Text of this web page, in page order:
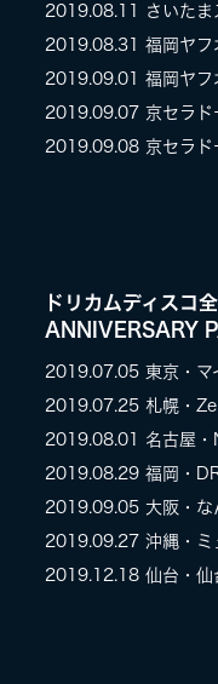
2019.08.11
さいたま
2019.08.31 福岡ヤフ
2019.09.01 福岡ヤフ
2019.09.07 京セラド
2019.09.08 京セラド
ドリカムディスコ
ANNIVERSARY
2019.07.05 東京・マ
2019.07.25 札幌・
2019.08.01 名古屋
2019.08.29 福岡・
2019.09.05 大阪・な
2019.09.27 沖縄・ミ
2019.12.18 仙台・仙